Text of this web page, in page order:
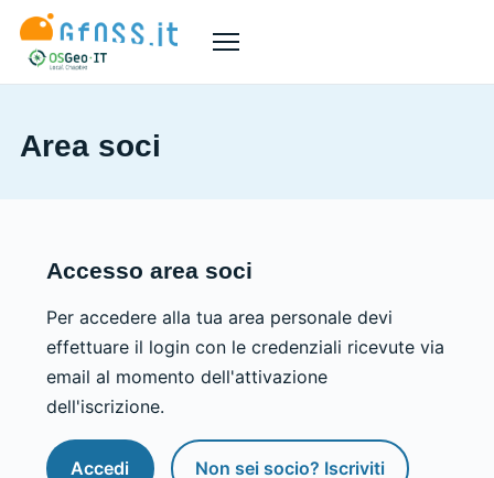
Menù
Area soci
Accesso area soci
Per accedere alla tua area personale devi
effettuare il login con le credenziali ricevute via
email al momento dell'attivazione
dell'iscrizione.
Accedi Non sei socio? Iscriviti